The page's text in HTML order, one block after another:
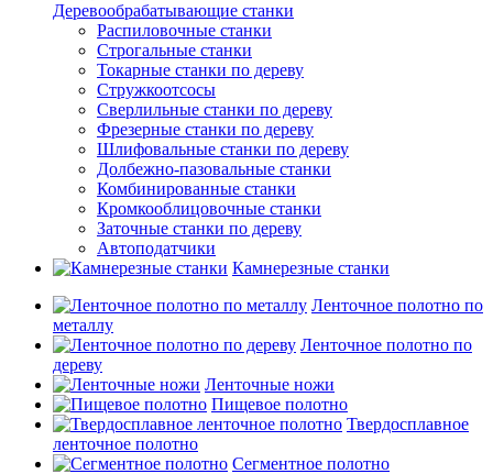
Деревообрабатывающие станки
Распиловочные станки
Строгальные станки
Токарные станки по дереву
Стружкоотсосы
Сверлильные станки по дереву
Фрезерные станки по дереву
Шлифовальные станки по дереву
Долбежно-пазовальные станки
Комбинированные станки
Кромкооблицовочные станки
Заточные станки по дереву
Автоподатчики
Камнерезные станки
Ленточное полотно по
металлу
Ленточное полотно по
дереву
Ленточные ножи
Пищевое полотно
Твердосплавное
ленточное полотно
Сегментное полотно